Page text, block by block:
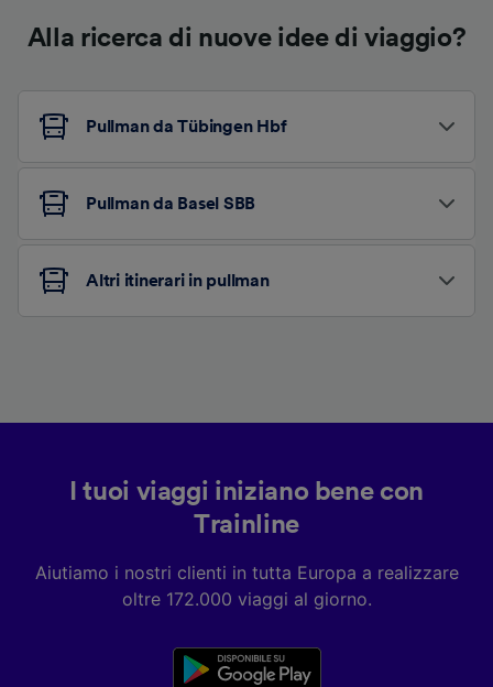
Alla ricerca di nuove idee di viaggio?
Pullman da Tübingen Hbf
Pullman da Basel SBB
Altri itinerari in pullman
I tuoi viaggi iniziano bene con
Trainline
Aiutiamo i nostri clienti in tutta Europa a realizzare
oltre 172.000 viaggi al giorno.